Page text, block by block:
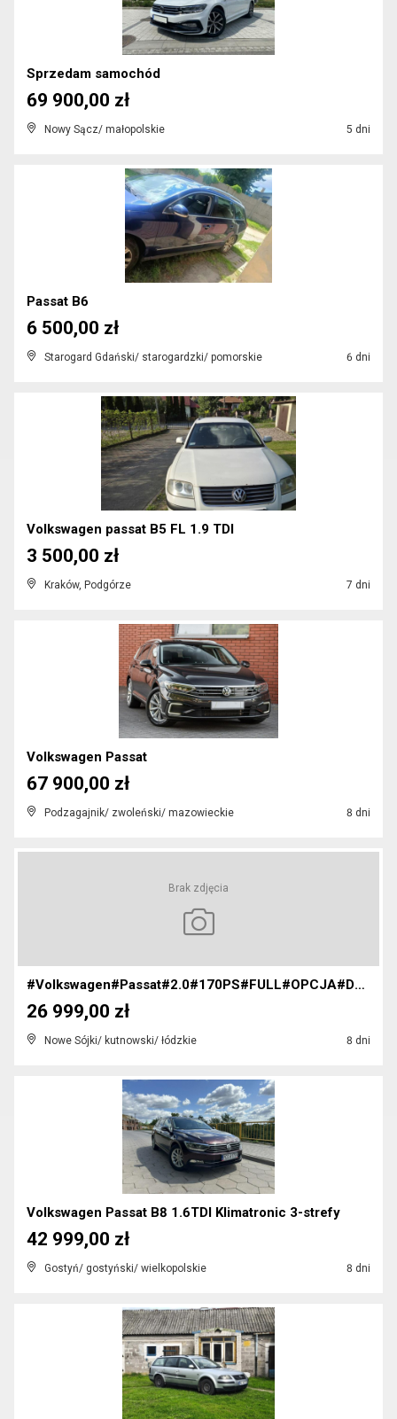
Sprzedam samochód
Nowy Sącz/ małopolskie 5 dni
69 900,00 zł
Passat B6
Starogard Gdański/ starogardzki/ pomorskie 6 dni
6 500,00 zł
Volkswagen passat B5 FL 1.9 TDI
Kraków, Podgórze 7 dni
3 500,00 zł
Volkswagen Passat
Podzagajnik/ zwoleński/ mazowieckie 8 dni
67 900,00 zł
Brak zdjęcia
#Volkswagen#Passat#2.0#170PS#FULL#OPCJA#DSG#ACC#WE...
Nowe Sójki/ kutnowski/ łódzkie 8 dni
26 999,00 zł
Volkswagen Passat B8 1.6TDI Klimatronic 3-strefy
Gostyń/ gostyński/ wielkopolskie 8 dni
42 999,00 zł